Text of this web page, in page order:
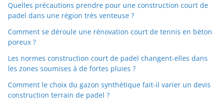
Quelles précautions prendre pour une construction court de
padel dans une région très venteuse ?
Comment se déroule une rénovation court de tennis en béton
poreux ?
Les normes construction court de padel changent-elles dans
les zones soumises à de fortes pluies ?
Comment le choix du gazon synthétique fait-il varier un devis
construction terrain de padel ?